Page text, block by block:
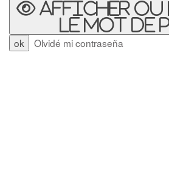
Afficher ou
le mot de
Olvidé mi contraseña